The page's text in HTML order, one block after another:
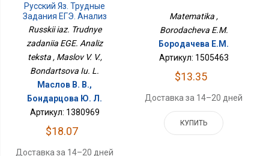
Русский Яз. Трудные
Задания ЕГЭ. Анализ
Текста
Russkii iaz. Trudnye
zadaniia EGE. Analiz
teksta , Maslov V. V.,
Bondartsova Iu. L.
Маслов В. В.,
Бондарцова Ю. Л.
Артикул: 1380969
$18.07
Доставка за 14–20 дней
Matematika ,
Borodacheva E.M.
Бородачева Е.М.
Артикул: 1505463
$13.35
Доставка за 14–20 дней
КУПИТЬ